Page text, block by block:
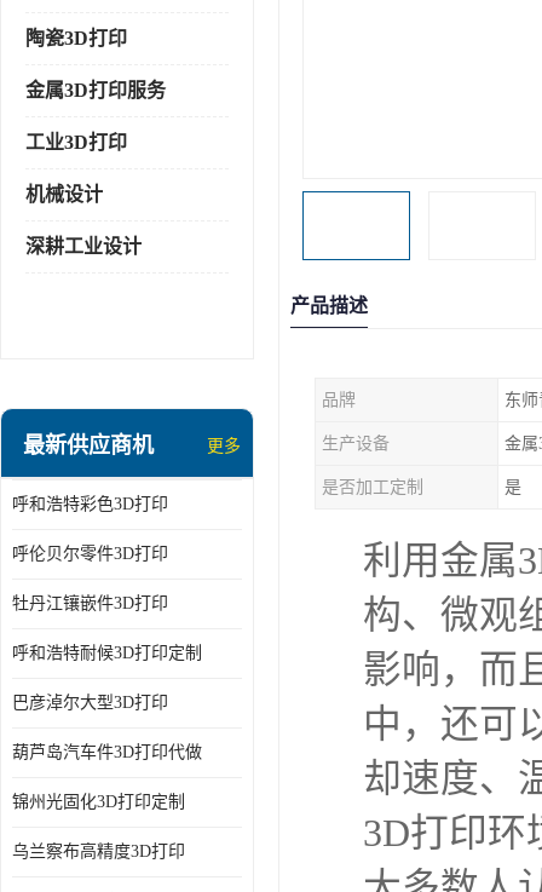
陶瓷3D打印
金属3D打印服务
工业3D打印
机械设计
深耕工业设计
最新供应商机 更多
呼和浩特彩色3D打印
呼伦贝尔零件3D打印
牡丹江镶嵌件3D打印
呼和浩特耐候3D打印定制
巴彦淖尔大型3D打印
葫芦岛汽车件3D打印代做
锦州光固化3D打印定制
乌兰察布高精度3D打印
产品描述
品牌 东
生产设备 金属
是否加工定制 是
利用金属
构、微观
影响，而
中，还可
却速度、
3D打印环